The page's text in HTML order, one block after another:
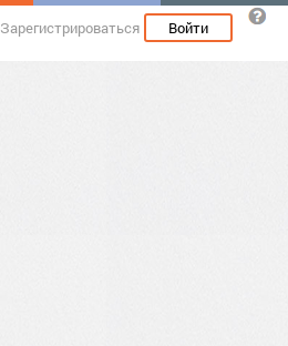
Зарегистрироваться Войти